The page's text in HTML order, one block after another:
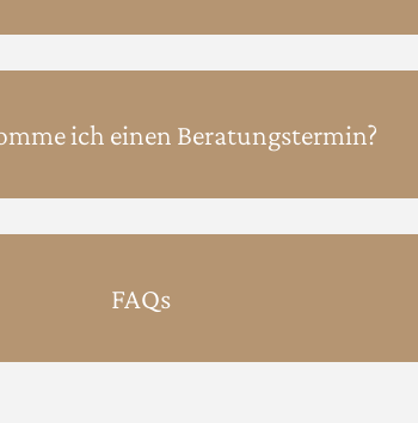
ich einen Beratungstermin?
FAQs